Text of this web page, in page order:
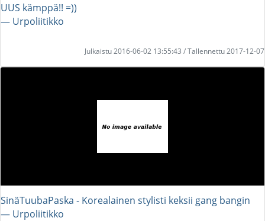
UUS kämppä!! =))
― Urpoliitikko
Julkaistu 2016-06-02 13:55:43 / Tallennettu 2017-12-07
SinäTuubaPaska - Korealainen stylisti keksii gang bangin
― Urpoliitikko